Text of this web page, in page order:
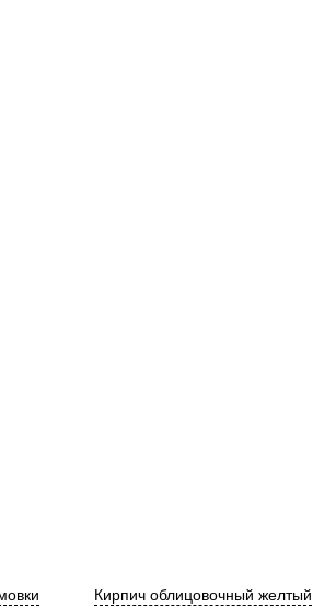
Кирпич облицовочный желтый